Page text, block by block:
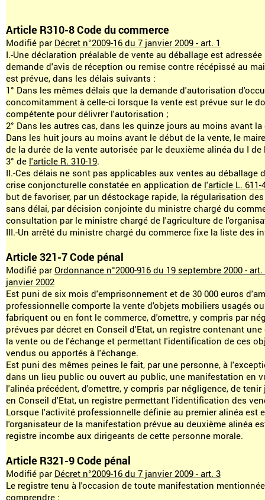
Article R310-8 Code du commerce
Modifié par Décret n°2009-16 du 7 janvier 2009 - art. 1
I.-Une déclaration préalable de vente au déballage est
demande d'avis de réception ou remise contre récépissé au
est prévue, dans les délais suivants :
1° Dans les mêmes délais que la demande d'autorisation
concomitamment à celle-ci lorsque la vente est prévue sur le
compétente pour délivrer l'autorisation ;
2° Dans les autres cas, dans les quinze jours au moins avant
Dans les huit jours au moins avant le début de la vente, le
de la durée de la vente autorisée par le deuxième alinéa du I
3° de l'article R. 310-19.
II.-Ces délais ne sont pas applicables aux ventes au
crise conjoncturelle constatée en application de l'article L. 611-
but de favoriser, par un déstockage rapide, la régularisation
sans délai, par décision conjointe du ministre chargé du
consultation par le ministre chargé de l'agriculture de
III.-Un arrêté du ministre chargé du commerce fixe la liste des
Article 321-7 Code pénal
Modifié par Ordonnance n°2000-916 du 19 septembre 2000 -
janvier 2002
Est puni de six mois d'emprisonnement et de 30 000 euros
professionnelle comporte la vente d'objets mobiliers usagés
fabriquent ou en font le commerce, d'omettre, y compris par
prévues par décret en Conseil d'Etat, un registre contenant
la vente ou de l'échange et permettant l'identification de ces
vendus ou apportés à l'échange.
Est puni des mêmes peines le fait, par une personne, à
dans un lieu public ou ouvert au public, une manifestation en
l'alinéa précédent, d'omettre, y compris par négligence, de
en Conseil d'Etat, un registre permettant l'identification des
Lorsque l'activité professionnelle définie au premier alinéa est
l'organisateur de la manifestation prévue au deuxième alinéa
registre incombe aux dirigeants de cette personne morale.
Article R321-9 Code pénal
Modifié par Décret n°2009-16 du 7 janvier 2009 - art. 3
Le registre tenu à l'occasion de toute manifestation
comprendre :